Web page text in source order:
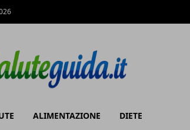
ALIMENTAZIONE DIETE